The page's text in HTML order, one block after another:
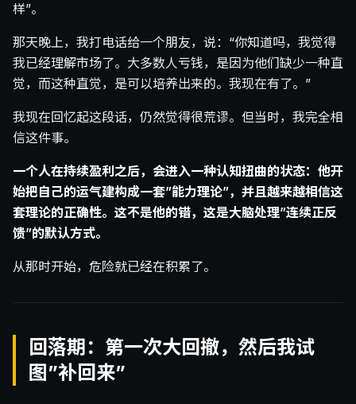
样”。
那天晚上，我打电话给一个朋友，说：“你知道吗，我觉得
我已经理解市场了。大多数人亏钱，是因为他们缺少一种直
觉，而这种直觉，是可以培养出来的。我现在有了。”
我现在回忆起这段话，仍然觉得很荒谬。但当时，我完全相
信这件事。
一个人在持续盈利之后，会进入一种认知扭曲的状态：他开
始把自己的运气建构成一套”能力理论”，并且越来越相信这
套理论的正确性。这不是他的错，这是大脑处理”连续正反
馈”的默认方式。
从那时开始，危险就已经在积累了。
回落期：第一次大回撤，然后我试
图”补回来”